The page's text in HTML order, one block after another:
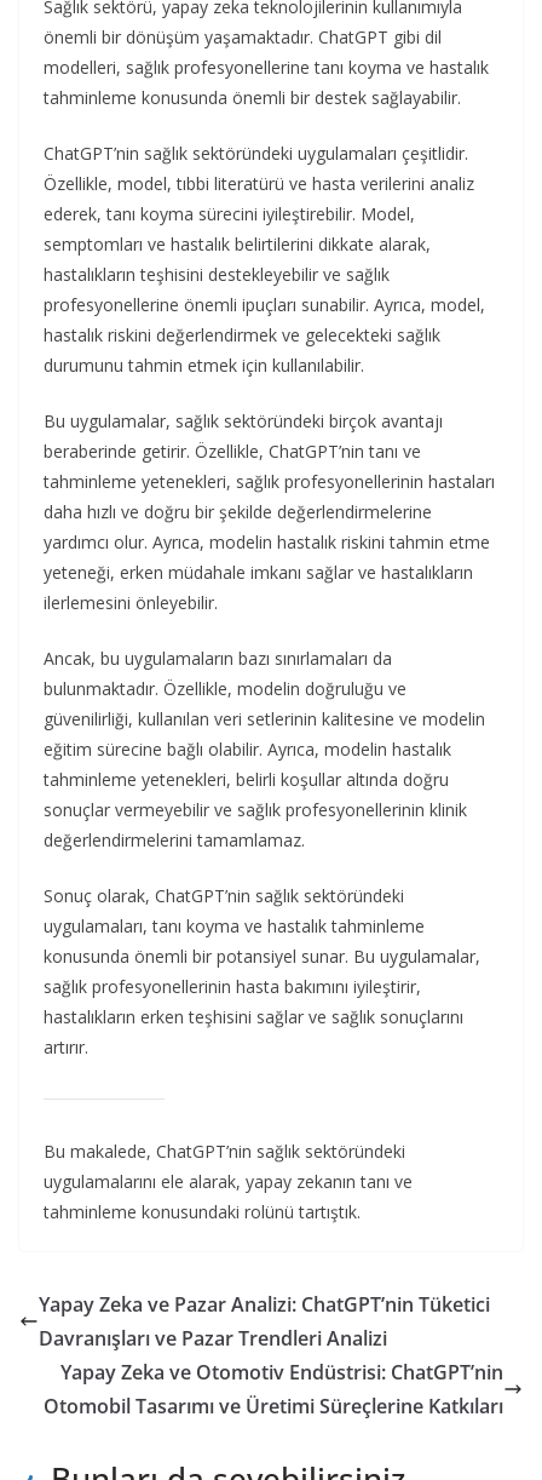
Sağlık sektörü, yapay zeka teknolojilerinin kullanımıyla
önemli bir dönüşüm yaşamaktadır. ChatGPT gibi dil
modelleri, sağlık profesyonellerine tanı koyma ve hastalık
tahminleme konusunda önemli bir destek sağlayabilir.
ChatGPT’nin sağlık sektöründeki uygulamaları çeşitlidir.
Özellikle, model, tıbbi literatürü ve hasta verilerini analiz
ederek, tanı koyma sürecini iyileştirebilir. Model,
semptomları ve hastalık belirtilerini dikkate alarak,
hastalıkların teşhisini destekleyebilir ve sağlık
profesyonellerine önemli ipuçları sunabilir. Ayrıca, model,
hastalık riskini değerlendirmek ve gelecekteki sağlık
durumunu tahmin etmek için kullanılabilir.
Bu uygulamalar, sağlık sektöründeki birçok avantajı
beraberinde getirir. Özellikle, ChatGPT’nin tanı ve
tahminleme yetenekleri, sağlık profesyonellerinin hastaları
daha hızlı ve doğru bir şekilde değerlendirmelerine
yardımcı olur. Ayrıca, modelin hastalık riskini tahmin etme
yeteneği, erken müdahale imkanı sağlar ve hastalıkların
ilerlemesini önleyebilir.
Ancak, bu uygulamaların bazı sınırlamaları da
bulunmaktadır. Özellikle, modelin doğruluğu ve
güvenilirliği, kullanılan veri setlerinin kalitesine ve modelin
eğitim sürecine bağlı olabilir. Ayrıca, modelin hastalık
tahminleme yetenekleri, belirli koşullar altında doğru
sonuçlar vermeyebilir ve sağlık profesyonellerinin klinik
değerlendirmelerini tamamlamaz.
Sonuç olarak, ChatGPT’nin sağlık sektöründeki
uygulamaları, tanı koyma ve hastalık tahminleme
konusunda önemli bir potansiyel sunar. Bu uygulamalar,
sağlık profesyonellerinin hasta bakımını iyileştirir,
hastalıkların erken teşhisini sağlar ve sağlık sonuçlarını
artırır.
Bu makalede, ChatGPT’nin sağlık sektöründeki
uygulamalarını ele alarak, yapay zekanın tanı ve
tahminleme konusundaki rolünü tartıştık.
Yapay Zeka ve Pazar Analizi: ChatGPT’nin Tüketici
Davranışları ve Pazar Trendleri Analizi
Yapay Zeka ve Otomotiv Endüstrisi: ChatGPT’nin
Otomobil Tasarımı ve Üretimi Süreçlerine Katkıları